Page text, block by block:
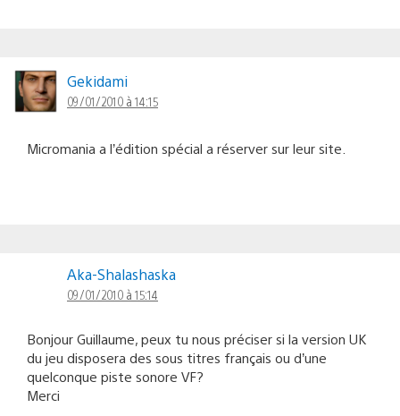
Gekidami
09/01/2010 à 14:15
Micromania a l’édition spécial a réserver sur leur site.
Aka-Shalashaska
09/01/2010 à 15:14
Bonjour Guillaume, peux tu nous préciser si la version UK
du jeu disposera des sous titres français ou d’une
quelconque piste sonore VF?
Merci